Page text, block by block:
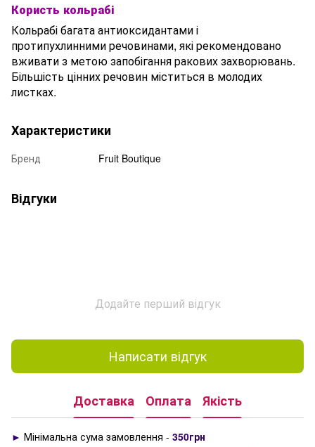
Користь кольрабі
Кольрабі багата антиоксидантами і
протипухлинними речовинами, які рекомендовано
вживати з метою запобігання ракових захворювань.
Більшість цінних речовин міститься в молодих
листках.
Характеристики
Бренд Fruit Boutique
Відгуки
Додайте перший відгук
Написати відгук
Доставка Оплата Якість
► Мінімальна сума замовлення - 350грн